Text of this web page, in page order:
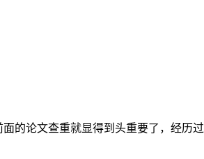
的论文查重就显得到头重要了，经历